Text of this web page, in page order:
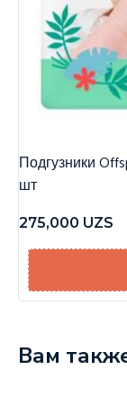
Подгузники
шт
275,000 UZS
Вам